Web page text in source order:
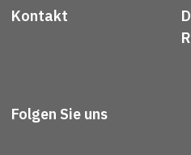
Kontakt
Folgen Sie uns